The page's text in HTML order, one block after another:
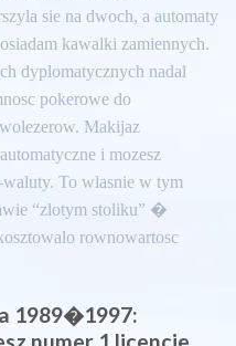
sie na dwoch, a automaty
kawalki zamiennych.
dyplomatycznych nadal
pokerowe do
Makijaz
i mozesz
To wlasnie w tym
“zlotym stoliku” �
rownowartosc
1989�1997: